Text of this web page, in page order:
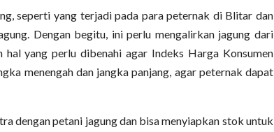
seperti yang terjadi pada para peternak di Blitar dan
Dengan begitu, ini perlu mengalirkan jagung dari
yang perlu dibenahi agar Indeks Harga Konsumen
menengah dan jangka panjang, agar peternak dapat
dengan petani jagung dan bisa menyiapkan stok untuk